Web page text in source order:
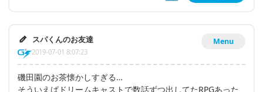
Menu
スパくんのお友達
2019-07-01 8:07:23
磯田園のお茶懐かしすぎる…
そういえばドリームキャストで数話ずつ出してたRPGあった